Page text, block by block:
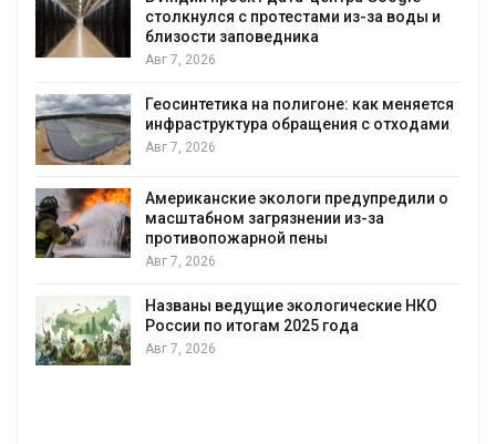
столкнулся с протестами из-за воды и
близости заповедника
Авг 7, 2026
Геосинтетика на полигоне: как меняется
инфраструктура обращения с отходами
Авг 7, 2026
Американские экологи предупредили о
масштабном загрязнении из-за
противопожарной пены
Авг 7, 2026
Названы ведущие экологические НКО
России по итогам 2025 года
Авг 7, 2026